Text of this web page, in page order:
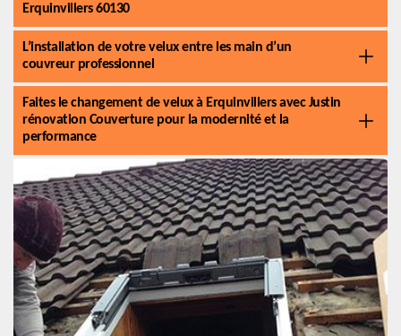
Erquinvillers 60130
L’installation de votre velux entre les main d’un
couvreur professionnel
Faites le changement de velux à Erquinvillers avec Justin
rénovation Couverture pour la modernité et la
performance